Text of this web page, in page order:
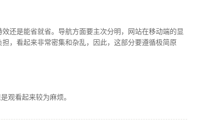
是能省就省。导航方面要主次分明，网站在移动端的显
，看起来非常密集和杂乱，因此，这部分要遵循极简原
观看起来较为麻烦。